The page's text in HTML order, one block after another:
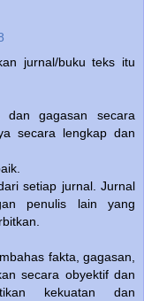
jurnal/buku teks itu
dan gagasan secara
secara lengkap dan
setiap jurnal. Jurnal
penulis lain yang
fakta, gagasan,
secara obyektif dan
kekuatan dan